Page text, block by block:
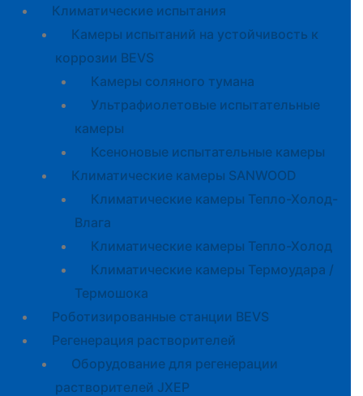
Климатические испытания
Камеры испытаний на устойчивость к
коррозии BEVS
Камеры соляного тумана
Ультрафиолетовые испытательные
камеры
Ксеноновые испытательные камеры
Климатические камеры SANWOOD
Климатические камеры Тепло-Холод-
Влага
Климатические камеры Тепло-Холод
Климатические камеры Термоудара /
Термошока
Роботизированные станции BEVS
Регенерация растворителей
Оборудование для регенерации
растворителей JXEP